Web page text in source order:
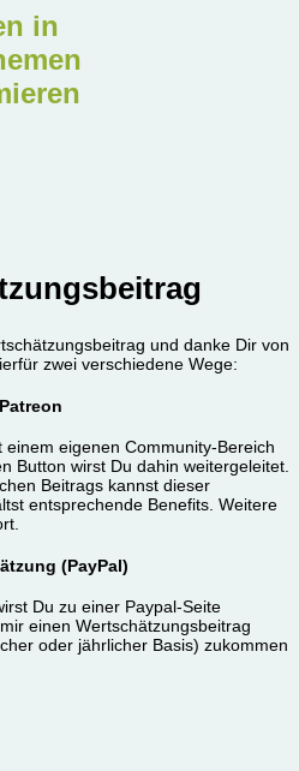
in
und danke Dir von
zwei verschiedene Wege:
Patreon
eigenen Community-Bereich
Button wirst Du dahin weitergeleitet.
Beitrags kannst dieser
entsprechende Benefits. Weitere
(PayPal)
Du zu einer Paypal-Seite
einen Wertschätzungsbeitrag
oder jährlicher Basis) zukommen